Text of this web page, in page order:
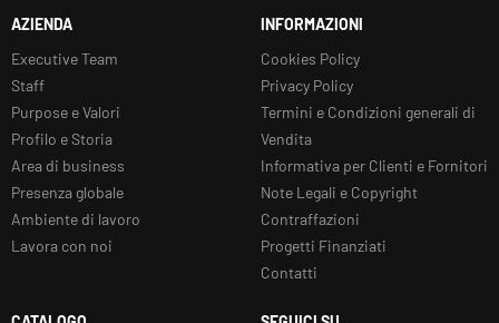
AZIENDA
Executive Team
Staff
Purpose e Valori
Profilo e Storia
Area di business
Presenza globale
Ambiente di lavoro
Lavora con noi
INFORMAZIONI
Cookies Policy
Privacy Policy
Termini e Condizioni generali di
Vendita
Informativa per Clienti e Fornitori
Note Legali e Copyright
Contraffazioni
Progetti Finanziati
Contatti